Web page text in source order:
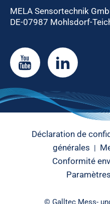
MELA Sensortechnik
DE-07987 Mohlsdorf-
Déclaration de
générales |
Conformité
© Galltec Mess-